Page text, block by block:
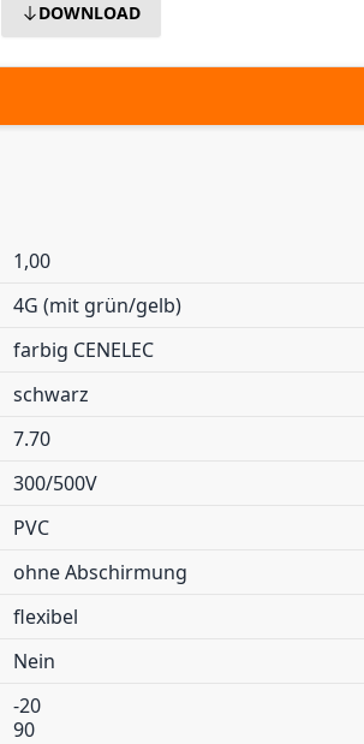
DOWNLOAD
1,00
4G (mit grün/gelb)
farbig CENELEC
schwarz
7.70
300/500V
PVC
ohne Abschirmung
flexibel
Nein
-20
90